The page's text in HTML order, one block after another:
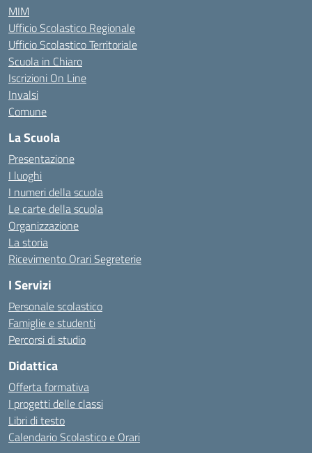
MIM
Ufficio Scolastico Regionale
Ufficio Scolastico Territoriale
Scuola in Chiaro
Iscrizioni On Line
Invalsi
Comune
La Scuola
Presentazione
I luoghi
I numeri della scuola
Le carte della scuola
Organizzazione
La storia
Ricevimento Orari Segreterie
I Servizi
Personale scolastico
Famiglie e studenti
Percorsi di studio
Didattica
Offerta formativa
I progetti delle classi
Libri di testo
Calendario Scolastico e Orari